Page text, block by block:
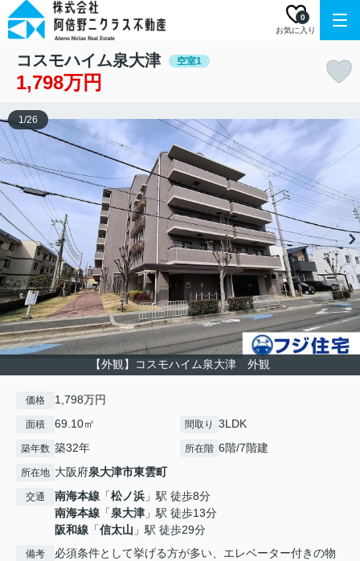
お気に入り
0
コスモハイム泉大津 空室1
1,798万円
【外観】コスモハイム泉大津 外観
1/26
価格 1,798万円
面積 69.10㎡ 間取り 3LDK
築年数 築32年 所在階 6階/7階建
所在地 大阪府泉大津市東雲町
交通 南海本線 「松ノ浜 」駅 徒歩8分
南海本線 「泉大津 」駅 徒歩13分
阪和線 「信太山 」駅 徒歩29分
備考
必須条件として挙げる方が多い、エレベーター付きの物